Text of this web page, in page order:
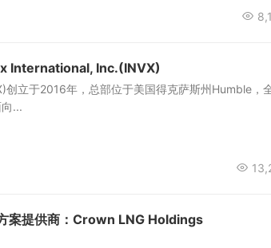
International, Inc.(INVX)
立于2016年，总部位于美国得克萨斯州Humble，
...
案提供商：Crown LNG Holdings